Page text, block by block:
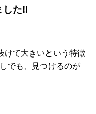
した‼︎
けて大きいという特徴
でも、見つけるのが